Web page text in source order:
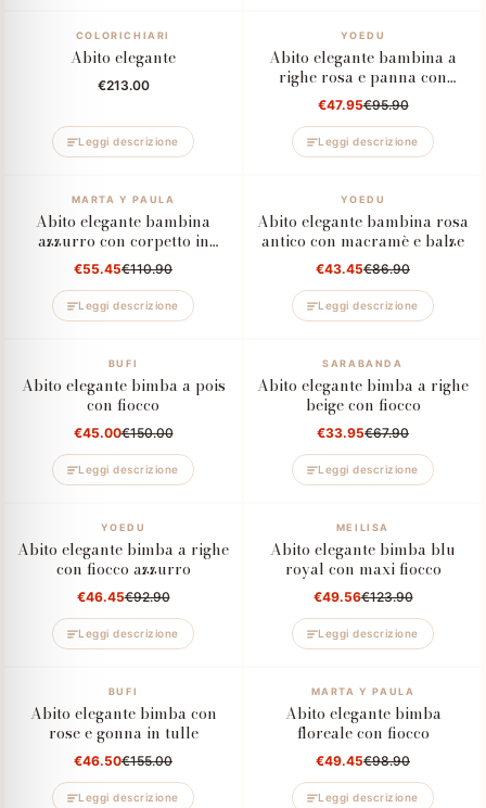
COLORICHIARI
Abito elegante
€213.00
Leggi descrizione
YOEDU
Abito elegante bambina a
righe rosa e panna con
fiocco
€47.95€95.90
Leggi descrizione
MARTA Y PAULA
Abito elegante bambina
azzurro con corpetto in
macramè e fiocco
€55.45€110.90
Leggi descrizione
YOEDU
Abito elegante bambina rosa
antico con macramè e balze
€43.45€86.90
Leggi descrizione
BUFI
Abito elegante bimba a pois
con fiocco
€45.00€150.00
Leggi descrizione
SARABANDA
Abito elegante bimba a righe
beige con fiocco
€33.95€67.90
Leggi descrizione
YOEDU
Abito elegante bimba a righe
con fiocco azzurro
€46.45€92.90
Leggi descrizione
MEILISA
Abito elegante bimba blu
royal con maxi fiocco
€49.56€123.90
Leggi descrizione
BUFI
Abito elegante bimba con
rose e gonna in tulle
€46.50€155.00
Leggi descrizione
MARTA Y PAULA
Abito elegante bimba
floreale con fiocco
€49.45€98.90
Leggi descrizione